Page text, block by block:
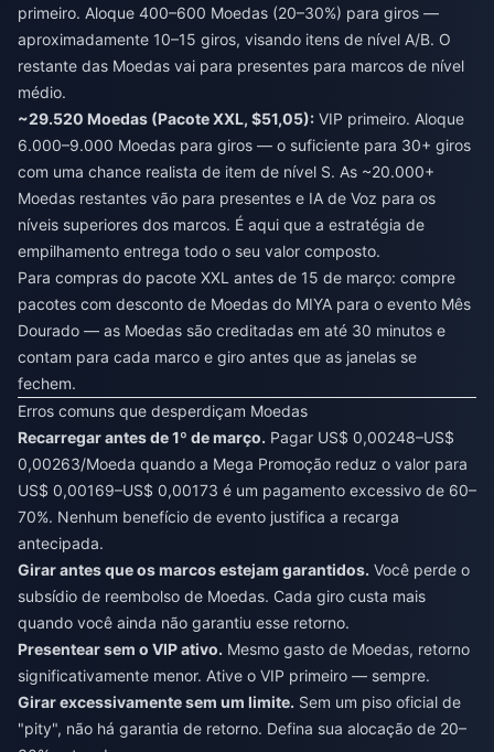
primeiro. Aloque 400–600 Moedas (20–30%) para giros —
aproximadamente 10–15 giros, visando itens de nível A/B. O
restante das Moedas vai para presentes para marcos de nível
médio.
~29.520 Moedas (Pacote XXL, $51,05): VIP primeiro. Aloque
6.000–9.000 Moedas para giros — o suficiente para 30+ giros
com uma chance realista de item de nível S. As ~20.000+
Moedas restantes vão para presentes e IA de Voz para os
níveis superiores dos marcos. É aqui que a estratégia de
empilhamento entrega todo o seu valor composto.
Para compras do pacote XXL antes de 15 de março: compre
pacotes com desconto de Moedas do MIYA para o evento Mês
Dourado — as Moedas são creditadas em até 30 minutos e
contam para cada marco e giro antes que as janelas se
fechem.
Erros comuns que desperdiçam Moedas
Recarregar antes de 1º de março. Pagar US$ 0,00248–US$
0,00263/Moeda quando a Mega Promoção reduz o valor para
US$ 0,00169–US$ 0,00173 é um pagamento excessivo de 60–
70%. Nenhum benefício de evento justifica a recarga
antecipada.
Girar antes que os marcos estejam garantidos. Você perde o
subsídio de reembolso de Moedas. Cada giro custa mais
quando você ainda não garantiu esse retorno.
Presentear sem o VIP ativo. Mesmo gasto de Moedas, retorno
significativamente menor. Ative o VIP primeiro — sempre.
Girar excessivamente sem um limite. Sem um piso oficial de
"pity", não há garantia de retorno. Defina sua alocação de 20–